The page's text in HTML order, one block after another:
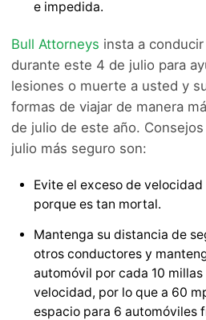
e impedida.
Bull Attorneys insta a
durante este 4 de julio para
lesiones o muerte a usted y
formas de viajar de manera
de julio de este año.
julio más seguro son:
Evite el exceso de
porque es tan mortal.
Mantenga su distancia de
otros conductores y
automóvil por cada 10 millas
velocidad, por lo que a 60
espacio para 6 automóviles